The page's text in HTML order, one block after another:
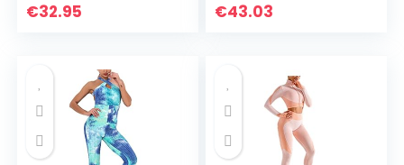
€32.95 €43.03